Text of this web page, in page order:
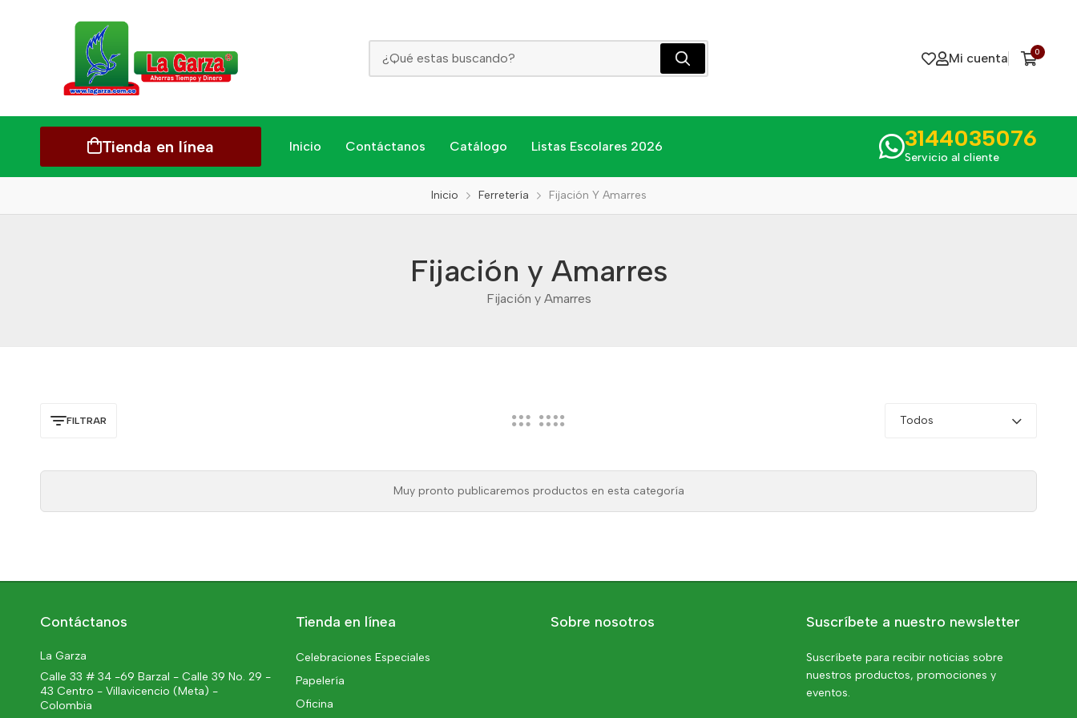
Mi cuenta 0
Tienda en línea Inicio Contáctanos Catálogo Listas Escolares 2026 3144035076
Servicio al cliente
Inicio Ferretería Fijación Y Amarres
Fijación y Amarres
Fijación y Amarres
FILTRAR Todos
Muy pronto publicaremos productos en esta categoría
Contáctanos
La Garza
Calle 33 # 34 -69 Barzal - Calle 39 No. 29 -
43 Centro - Villavicencio (Meta) -
Colombia
Tienda en línea
Celebraciones Especiales
Papelería
Oficina
Sobre nosotros Suscríbete a nuestro newsletter
Suscríbete para recibir noticias sobre
nuestros productos, promociones y
eventos.